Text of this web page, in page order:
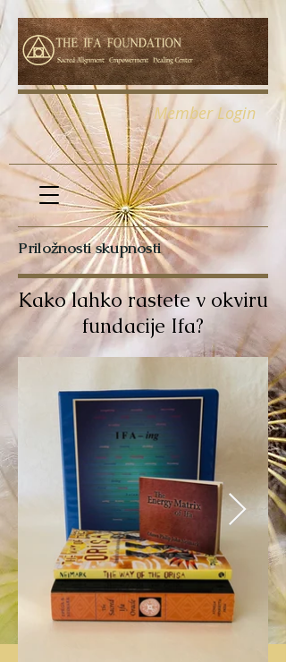
Member Login
Priložnosti skupnosti
Kako lahko rastete v okviru
fundacije Ifa?